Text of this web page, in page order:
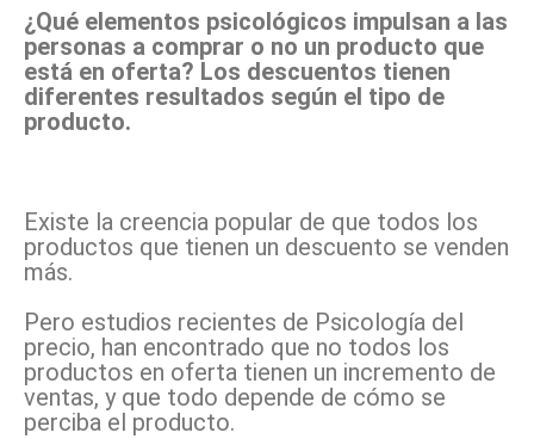
¿Qué elementos psicológicos impulsan a las
personas a comprar o no un producto que
está en oferta? Los descuentos tienen
diferentes resultados según el tipo de
producto.
Existe la creencia popular de que todos los
productos que tienen un descuento se venden
más.
Pero estudios recientes de Psicología del
precio, han encontrado que no todos los
productos en oferta tienen un incremento de
ventas, y que todo depende de cómo se
perciba el producto.